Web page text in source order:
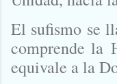
El sufismo se
comprende la
equivale a la